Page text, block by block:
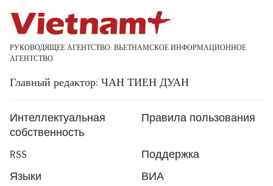
РУКОВОДЯЩЕЕ АГЕНТСТВО: ВЬЕТНАМСКОЕ ИНФОРМАЦИОННОЕ
АГЕНТСТВО
Главный редактор: ЧАН ТИЕН ДУАН
Интеллектуальная
собственность
Правила пользования
RSS
Поддержка
Языки
ВИА